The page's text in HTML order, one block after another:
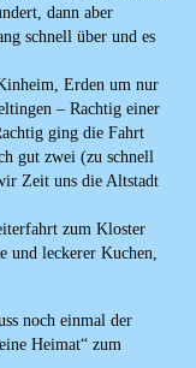
dann aber
schnell über und es
Erden um nur
– Rachtig einer
ging die Fahrt
gut zwei (zu schnell
Zeit uns die Altstadt
zum Kloster
und leckerer Kuchen,
noch einmal der
Heimat“ zum